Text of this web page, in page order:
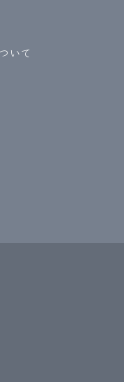
いて